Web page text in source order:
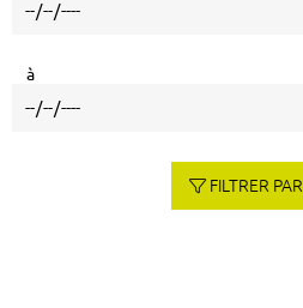
à
FILTRER